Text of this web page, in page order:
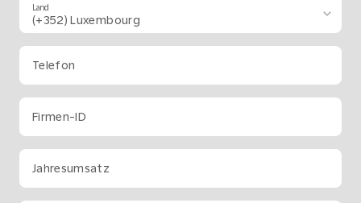
Land
Telefon
Firmen-ID
Jahresumsatz